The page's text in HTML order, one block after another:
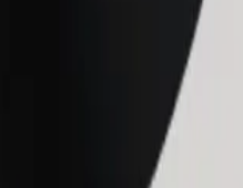
ละบริการของ Bolt ที่มีการขย